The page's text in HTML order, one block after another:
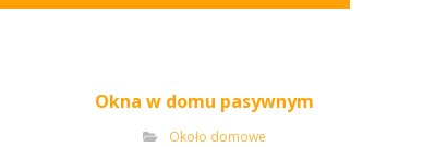
Okna w domu pasywnym
Około domowe